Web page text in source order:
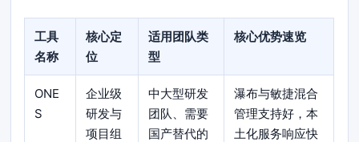
工具
名称
核心定
位
适用团队类
型
核心优势速览
ONE
S
企业级
研发与
项目组
中大型研发
团队、需要
国产替代的
瀑布与敏捷混合
管理支持好，本
土化服务响应快